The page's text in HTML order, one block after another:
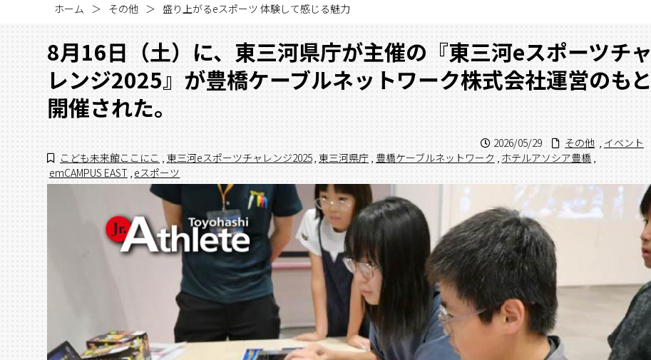
ホーム その他 盛り上がるeスポーツ 体験して感じる魅力
8月16日（土）に、東三河県庁が主催の『東三河eスポーツチャ
レンジ2025』が豊橋ケーブルネットワーク株式会社運営のもと
開催された。
2026/05/29 その他 , イベント
こども未来館ここにこ , 東三河eスポーツチャレンジ2025, 東三河県庁 , 豊橋ケーブルネットワーク , ホテルアソシア豊橋 ,
emCAMPUS EAST , eスポーツ